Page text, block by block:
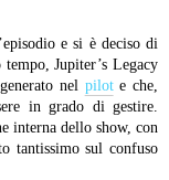
e si è deciso di
Jupiter’s Legacy
nel pilote che,
in grado di gestire.
interna dello show, con
tantissimo sul confuso